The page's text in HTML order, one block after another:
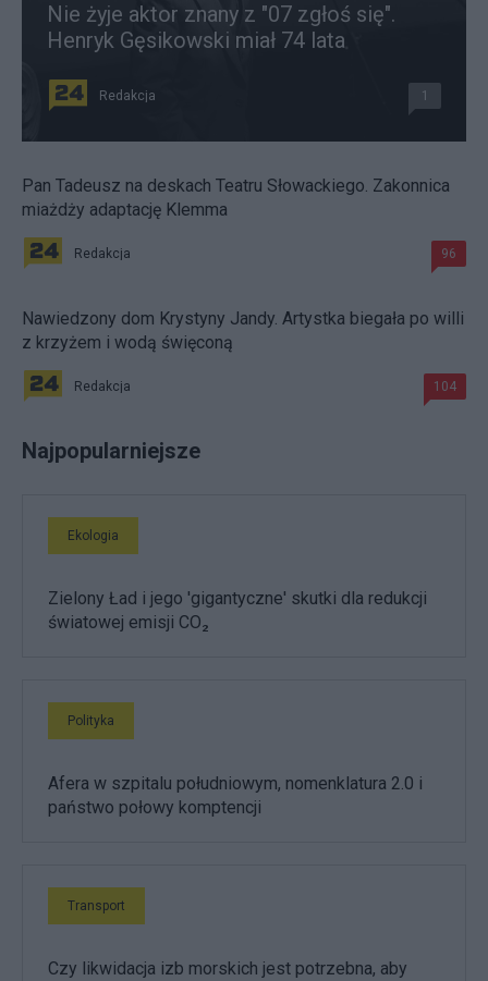
Nie żyje aktor znany z "07 zgłoś się".
Henryk Gęsikowski miał 74 lata
Redakcja 1
Pan Tadeusz na deskach Teatru Słowackiego. Zakonnica
miażdży adaptację Klemma
Redakcja 96
Nawiedzony dom Krystyny Jandy. Artystka biegała po willi
z krzyżem i wodą święconą
Redakcja 104
Najpopularniejsze
Ekologia
Zielony Ład i jego 'gigantyczne' skutki dla redukcji
światowej emisji CO₂
Polityka
Afera w szpitalu południowym, nomenklatura 2.0 i
państwo połowy komptencji
Transport
Czy likwidacja izb morskich jest potrzebna, aby